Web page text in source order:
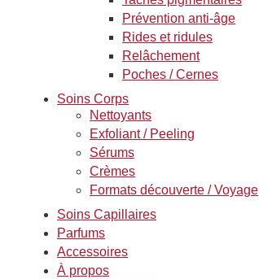
Prévention anti-âge
Rides et ridules
Relâchement
Poches / Cernes
Soins Corps
Nettoyants
Exfoliant / Peeling
Sérums
Crèmes
Formats découverte / Voyage
Soins Capillaires
Parfums
Accessoires
À propos